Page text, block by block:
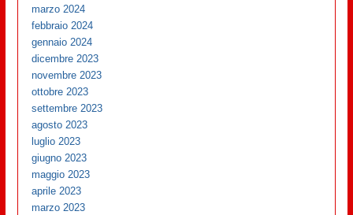
marzo 2024
febbraio 2024
gennaio 2024
dicembre 2023
novembre 2023
ottobre 2023
settembre 2023
agosto 2023
luglio 2023
giugno 2023
maggio 2023
aprile 2023
marzo 2023